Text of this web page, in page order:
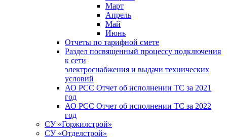
Март
Апрель
Май
Июнь
Отчеты по тарифной смете
Раздел посвященный процессу подключения
к сети
электроснабжения и выдачи технических
условий
АО РСС Отчет об исполнении ТС за 2021
год
АО РСС Отчет об исполнении ТС за 2022
год
СУ «Горжилстрой»
СУ «Отделстрой»